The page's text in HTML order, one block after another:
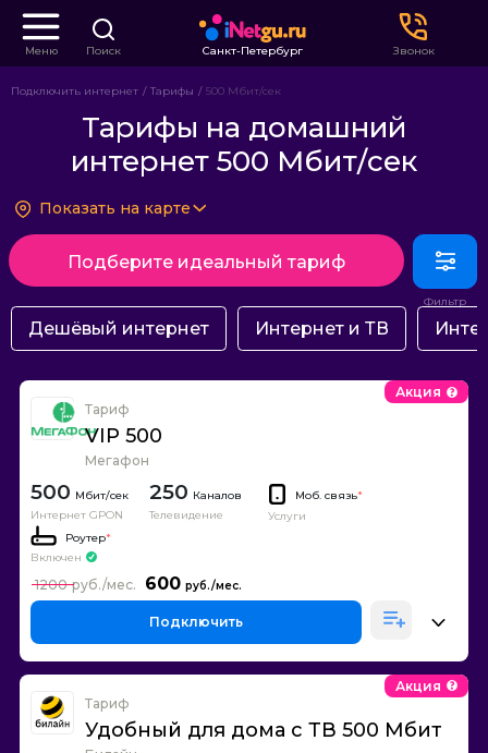
Меню Поиск Санкт-Петербург Звонок
Подключить интернет Тарифы 500 Мбит/сек
Тарифы на домашний
интернет 500 Мбит/сек
Показать на карте
Подберите идеальный тариф
Дешёвый интернет Интернет и ТВ
Тариф
VIP 500
Мегафон
Акция
500
Интернет GPON
250 Каналов
Телевидение
Моб. связь*
Услуги
Роутер*
Включен
600
1200
Подключить
Тариф
Удобный для дома с ТВ 500 Мбит
Акция